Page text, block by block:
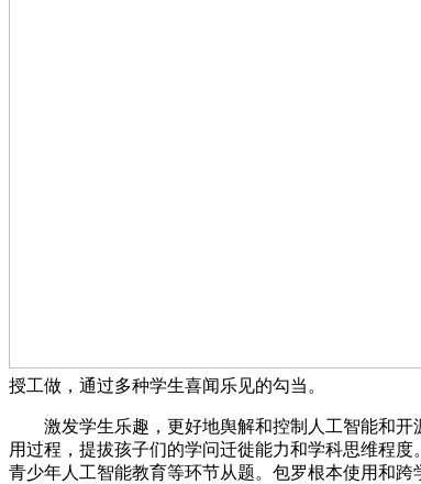
授工做，通过多种学生喜闻乐见的勾当。
激发学生乐趣，更好地舆解和控制人工智能和开
用过程，提拔孩子们的学问迁徙能力和学科思维程
青少年人工智能教育等环节从题。包罗根本使用和